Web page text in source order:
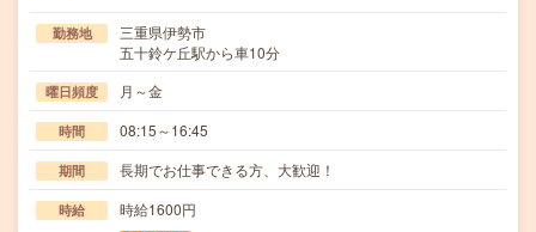
勤務地
三重県伊勢市
五十鈴ケ丘駅から車10分
曜日頻度 月～金
時間 08:15～16:45
期間 長期でお仕事できる方、大歓迎！
時給 時給1600円